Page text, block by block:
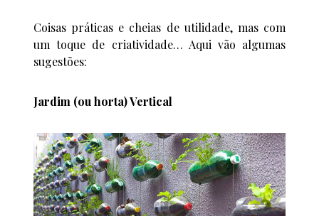
Coisas práticas e cheias de utilidade, mas com
um toque de criatividade… Aqui vão algumas
sugestões:
Jardim (ou horta) Vertical